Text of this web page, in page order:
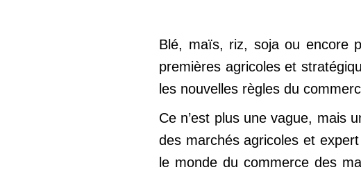
Blé, maïs, riz, soja ou encore
premières agricoles et
les nouvelles règles du
Ce n’est plus une vague, mais
des marchés agricoles et
le monde du commerce des